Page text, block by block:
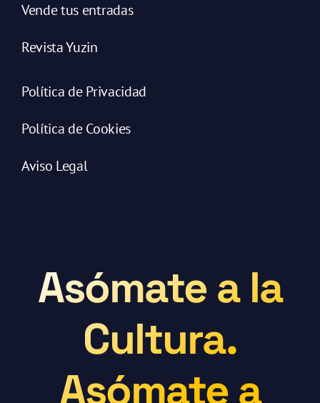
Vende tus entradas
Revista Yuzin
Política de Privacidad
Política de Cookies
Aviso Legal
Asómate a la
Cultura.
Asómate a